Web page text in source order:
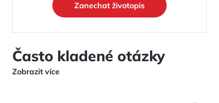
Zanechat životopis
Často kladené otázky
Zobrazit více